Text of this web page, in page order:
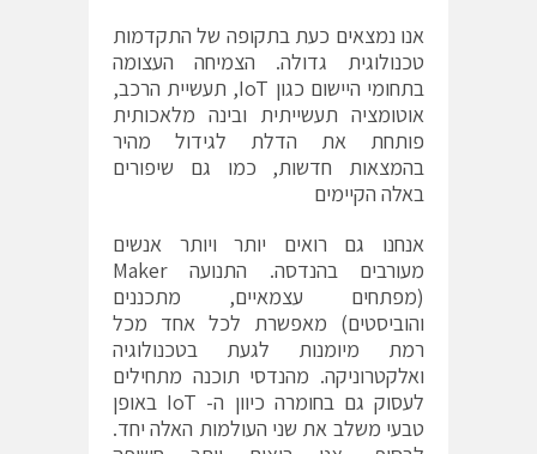
אנו נמצאים כעת בתקופה של התקדמות
טכנולוגית גדולה. הצמיחה העצומה
בתחומי היישום כגון IoT, תעשיית הרכב,
אוטומציה תעשייתית ובינה מלאכותית
פותחת את הדלת לגידול מהיר
בהמצאות חדשות, כמו גם שיפורים
באלה הקיימים
אנחנו גם רואים יותר ויותר אנשים
מעורבים בהנדסה. התנועה Maker
(מפתחים עצמאיים, מתכננים
והוביסטים) מאפשרת לכל אחד מכל
רמת מיומנות לגעת בטכנולוגיה
ואלקטרוניקה. מהנדסי תוכנה מתחילים
לעסוק גם בחומרה כיוון ה- IoT באופן
טבעי משלב את שני העולמות האלה יחד.